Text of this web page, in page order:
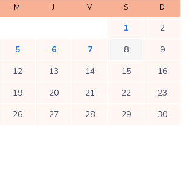
M J V S D
1
2
5 6 7 8
9
12 13 14 15
16
19 20 21 22
23
26 27 28 29
30